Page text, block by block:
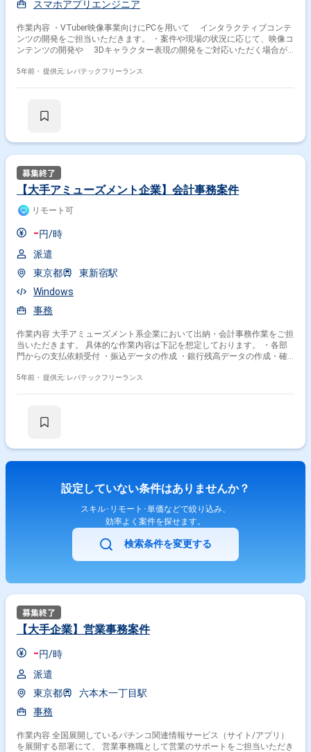
スマホアプリエンジニア
作業内容 ・VTuber映像事業向けにPCを用いて インタラクティブコンテ
ンツの開発をご担当いただきます。 ・案件や現場の状況に応じて、映像コ
ンテンツの開発や 3Dキャラクター表現の開発をご対応いただく場合が
5年前・ 提供元: レバテックフリーランス
【大手アミューズメント企業】会計事務案件
リモート可
-円/時
派遣
東京都
東新宿駅
Windows
事務
作業内容 大手アミューズメント系企業において出納・会計事務作業をご担
当いただきます。 具体的な作業内容は下記を想定しております。 ・各部
門からの支払依頼受付 ・振込データの作成 ・銀行残高データの作成・確
勘定残高の推移など） ・関連帳票ファイリング、管理 ・経費精算システ
5年前・ 提供元: レバテックフリーランス
設定していない条件はありませんか？
スキル･リモート･単価などで絞り込み、
効率よく案件を探せます。
検索条件を変更する
【大手企業】営業事務案件
-円/時
派遣
東京都
六本木一丁目駅
事務
作業内容 全国展開しているパチンコ関連情報サービス（サイト/アプリ）
を展開する部署にて、 営業事務職として営業のサポートをご担当いただき